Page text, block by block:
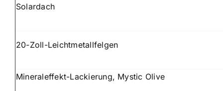
Solardach
20-Zoll-Leichtmetallfelgen
Mineraleffekt-Lackierung, Mystic Olive